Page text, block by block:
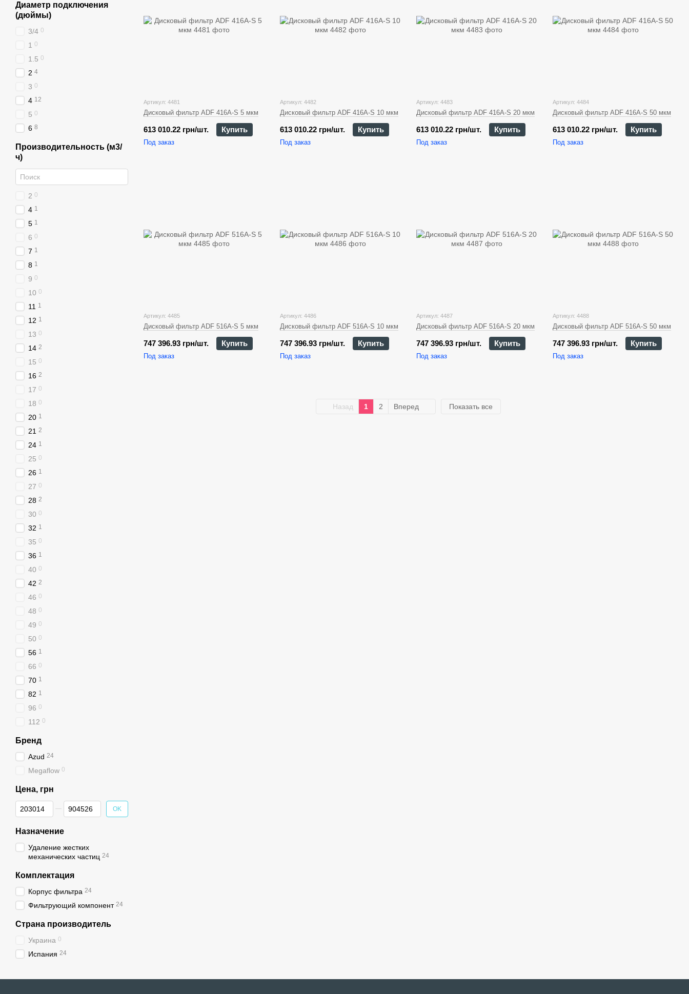
Артикул: 4481
Дисковый фильтр ADF 416A-S 5 мкм
613 010.22 грн/шт. Купить
Под заказ
Артикул: 4482
Дисковый фильтр ADF 416A-S 10 мкм
613 010.22 грн/шт. Купить
Под заказ
Артикул: 4483
Дисковый фильтр ADF 416A-S 20 мкм
613 010.22 грн/шт. Купить
Под заказ
Артикул: 4484
Дисковый фильтр ADF 416A-S 50 мкм
613 010.22 грн/шт. Купить
Под заказ
Артикул: 4485
Дисковый фильтр ADF 516A-S 5 мкм
747 396.93 грн/шт. Купить
Под заказ
Артикул: 4486
Дисковый фильтр ADF 516A-S 10 мкм
747 396.93 грн/шт. Купить
Под заказ
Артикул: 4487
Дисковый фильтр ADF 516A-S 20 мкм
747 396.93 грн/шт. Купить
Под заказ
Артикул: 4488
Дисковый фильтр ADF 516A-S 50 мкм
747 396.93 грн/шт. Купить
Под заказ
Назад 1 2 Вперед Показать все
Диаметр подключения
(дюймы)
3/4 0
1 0
1.5 0
2 4
3 0
4 12
5 0
6 8
Производительность (м3/
ч)
2 0
4 1
5 1
6 0
7 1
8 1
9 0
10 0
11 1
12 1
13 0
14 2
15 0
16 2
17 0
18 0
20 1
21 2
24 1
25 0
26 1
27 0
28 2
30 0
32 1
35 0
36 1
40 0
42 2
46 0
48 0
49 0
50 0
56 1
66 0
70 1
82 1
96 0
112 0
Бренд
Azud 24
Megaflow 0
Цена, грн
От Цена, грн
До Цена, грн OK
Назначение
Удаление жестких
механических частиц 24
Комплектация
Корпус фильтра 24
Фильтрующий компонент 24
Страна производитель
Украина 0
Испания 24